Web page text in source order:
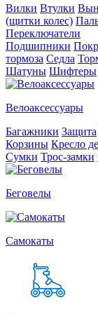
Вилки Втулки
(щитки колес)
Переключатели
Подшипники
тормоза Седла
Шатуны Шифтеры
Велоаксессуары
Багажники Защита
Корзины Кресло
Сумки Трос-замки
Беговелы
Самокаты